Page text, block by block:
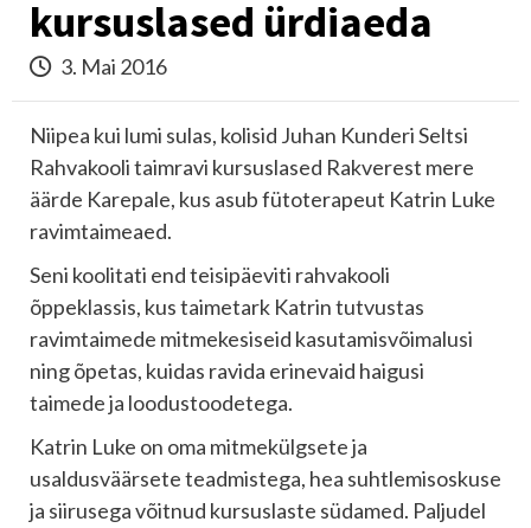
kursuslased ürdiaeda
3. Mai 2016
Niipea kui lumi sulas, kolisid Juhan Kunderi Seltsi
Rahvakooli taimravi kursuslased Rakverest mere
äärde Karepale, kus asub fütoterapeut Katrin Luke
ravimtaimeaed.
Seni koolitati end teisipäeviti rahvakooli
õppeklassis, kus taimetark Katrin tutvustas
ravimtaimede mitmekesiseid kasutamisvõimalusi
ning õpetas, kuidas ravida erinevaid haigusi
taimede ja loodustoodetega.
Katrin Luke on oma mitmekülgsete ja
usaldusväärsete teadmistega, hea suhtlemisoskuse
ja siirusega võitnud kursuslaste südamed. Paljudel